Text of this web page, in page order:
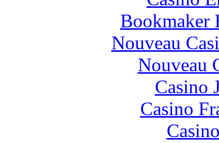
Bookmaker
Nouveau
Nouveau
Casino
Casino